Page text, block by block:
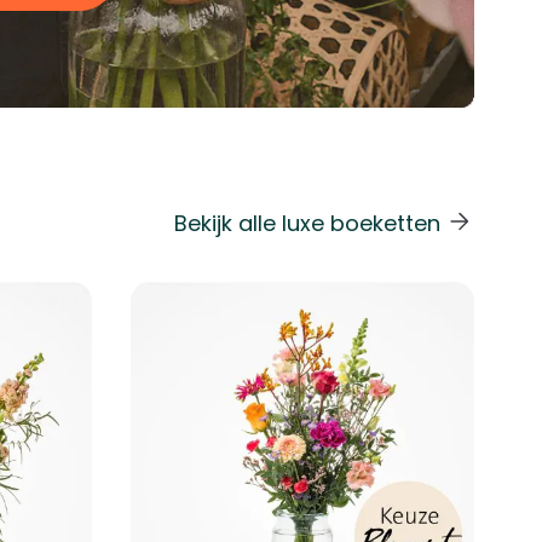
carrouselnavigatie gaan met de overslaan links.
Bekijk alle luxe boeketten